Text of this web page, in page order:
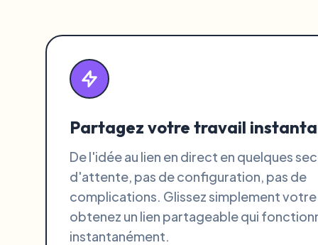
Partagez votre travail
De l'idée au lien en direct en quelques
d'attente, pas de configuration, pas de
complications. Glissez simplement
obtenez un lien partageable qui
instantanément.